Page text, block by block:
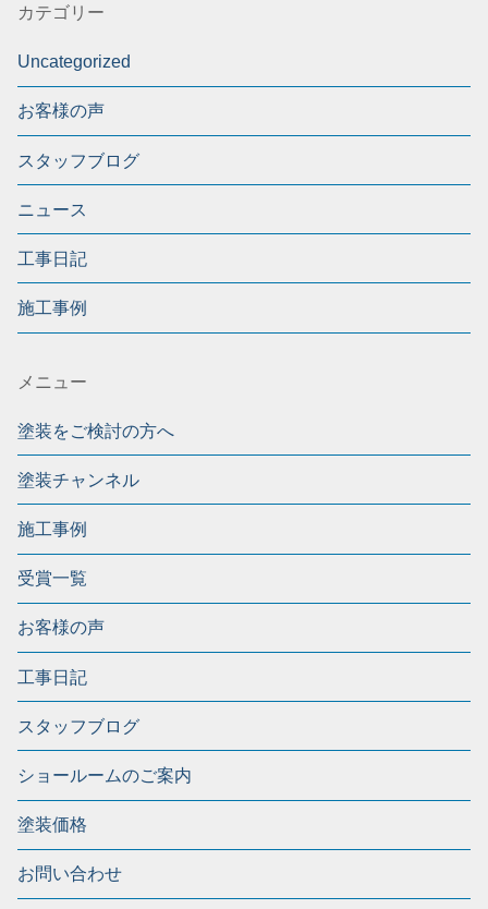
カテゴリー
Uncategorized
お客様の声
スタッフブログ
ニュース
工事日記
施工事例
メニュー
塗装をご検討の方へ
塗装チャンネル
施工事例
受賞一覧
お客様の声
工事日記
スタッフブログ
ショールームのご案内
塗装価格
お問い合わせ